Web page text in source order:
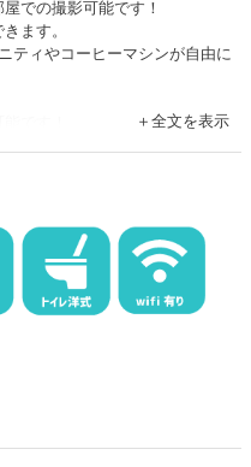
全文を表示
での撮影可能です！
ます。
ティやコーヒーマシンが自由に